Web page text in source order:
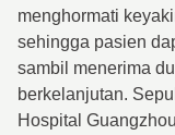
menghormati
sehingga pasien
sambil menerima
berkelanjutan.
Hospital